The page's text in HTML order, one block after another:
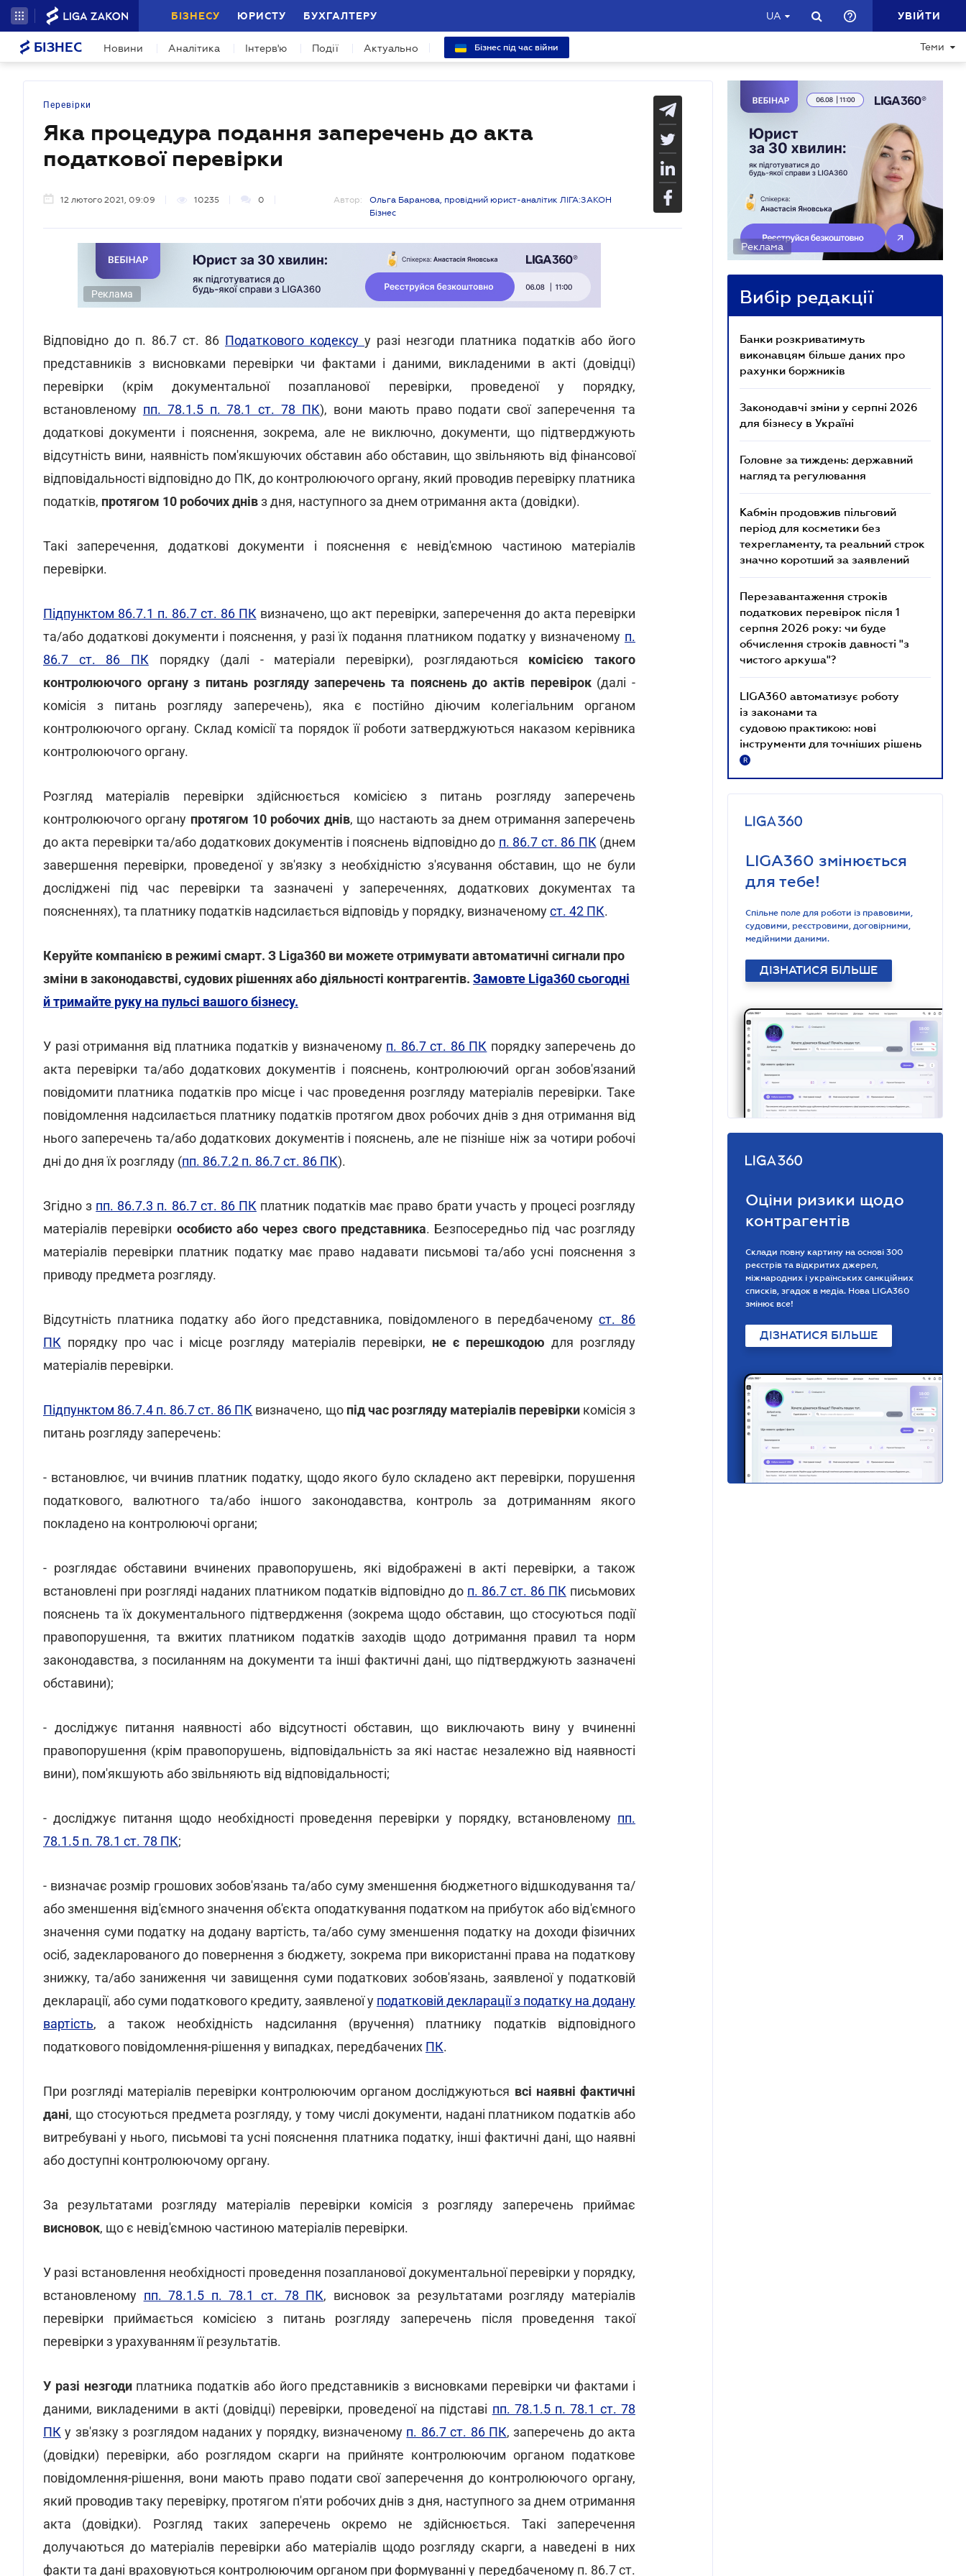
БІЗНЕСУ ЮРИСТУ БУХГАЛТЕРУ UA УВІЙТИ
БІЗНЕС Новини Аналітика Інтерв'ю Події Актуально Бізнес під час війни Теми
Перевірки
Яка процедура подання заперечень до акта
податкової перевірки
12 лютого 2021, 09:09 10235 0 Автор:
Ольга Баранова, провідний юрист-аналітик ЛІГА:ЗАКОН
Бізнес
Реклама
Відповідно до п. 86.7 ст. 86 Податкового кодексу у разі незгоди платника податків або його
представників з висновками перевірки чи фактами і даними, викладеними в акті (довідці)
перевірки (крім документальної позапланової перевірки, проведеної у порядку,
встановленому пп. 78.1.5 п. 78.1 ст. 78 ПК), вони мають право подати свої заперечення та
додаткові документи і пояснення, зокрема, але не виключно, документи, що підтверджують
відсутність вини, наявність пом'якшуючих обставин або обставин, що звільняють від фінансової
відповідальності відповідно до ПК, до контролюючого органу, який проводив перевірку платника
податків, протягом 10 робочих днівз дня, наступного за днем отримання акта (довідки).
Такі заперечення, додаткові документи і пояснення є невід'ємною частиною матеріалів
перевірки.
Підпунктом 86.7.1 п. 86.7 ст. 86 ПК визначено, що акт перевірки, заперечення до акта перевірки
та/або додаткові документи і пояснення, у разі їх подання платником податку у визначеному п.
86.7 ст. 86 ПК порядку (далі - матеріали перевірки), розглядаються комісією такого
контролюючого органу з питань розгляду заперечень та пояснень до актів перевірок (далі -
комісія з питань розгляду заперечень), яка є постійно діючим колегіальним органом
контролюючого органу. Склад комісії та порядок її роботи затверджуються наказом керівника
контролюючого органу.
Розгляд матеріалів перевірки здійснюється комісією з питань розгляду заперечень
контролюючого органу протягом 10 робочих днів, що настають за днем отримання заперечень
до акта перевірки та/або додаткових документів і пояснень відповідно до п. 86.7 ст. 86 ПК (днем
завершення перевірки, проведеної у зв'язку з необхідністю з'ясування обставин, що не були
досліджені під час перевірки та зазначені у запереченнях, додаткових документах та
поясненнях), та платнику податків надсилається відповідь у порядку, визначеномуст. 42 ПК.
Керуйте компанією в режимі смарт. З Liga360 ви можете отримувати автоматичні сигнали про
зміни в законодавстві, судових рішеннях або діяльності контрагентів. Замовте Liga360 сьогодні
й тримайте руку на пульсі вашого бізнесу.
У разі отримання від платника податків у визначеному п. 86.7 ст. 86 ПК порядку заперечень до
акта перевірки та/або додаткових документів і пояснень, контролюючий орган зобов'язаний
повідомити платника податків про місце і час проведення розгляду матеріалів перевірки. Таке
повідомлення надсилається платнику податків протягом двох робочих днів з дня отримання від
нього заперечень та/або додаткових документів і пояснень, але не пізніше ніж за чотири робочі
дні до дня їх розгляду (пп. 86.7.2 п. 86.7 ст. 86 ПК).
Згідно з пп. 86.7.3 п. 86.7 ст. 86 ПК платник податків має право брати участь у процесі розгляду
матеріалів перевірки особисто або через свого представника. Безпосередньо під час розгляду
матеріалів перевірки платник податку має право надавати письмові та/або усні пояснення з
приводу предмета розгляду.
Відсутність платника податку або його представника, повідомленого в передбаченомуст. 86
ПК порядку про час і місце розгляду матеріалів перевірки, не є перешкодою для розгляду
матеріалів перевірки.
Підпунктом 86.7.4 п. 86.7 ст. 86 ПК визначено, що під час розгляду матеріалів перевіркикомісія з
питань розгляду заперечень:
- встановлює, чи вчинив платник податку, щодо якого було складено акт перевірки, порушення
податкового, валютного та/або іншого законодавства, контроль за дотриманням якого
покладено на контролюючі органи;
- розглядає обставини вчинених правопорушень, які відображені в акті перевірки, а також
встановлені при розгляді наданих платником податків відповідно до п. 86.7 ст. 86 ПК письмових
пояснень та їх документального підтвердження (зокрема щодо обставин, що стосуються події
правопорушення, та вжитих платником податків заходів щодо дотримання правил та норм
законодавства, з посиланням на документи та інші фактичні дані, що підтверджують зазначені
обставини);
- досліджує питання наявності або відсутності обставин, що виключають вину у вчиненні
правопорушення (крім правопорушень, відповідальність за які настає незалежно від наявності
вини), пом'якшують або звільняють від відповідальності;
- досліджує питання щодо необхідності проведення перевірки у порядку, встановленому пп.
78.1.5 п. 78.1 ст. 78 ПК;
- визначає розмір грошових зобов'язань та/або суму зменшення бюджетного відшкодування та/
або зменшення від'ємного значення об'єкта оподаткування податком на прибуток або від'ємного
значення суми податку на додану вартість, та/або суму зменшення податку на доходи фізичних
осіб, задекларованого до повернення з бюджету, зокрема при використанні права на податкову
знижку, та/або заниження чи завищення суми податкових зобов'язань, заявленої у податковій
декларації, або суми податкового кредиту, заявленої у податковій декларації з податку на додану
вартість, а також необхідність надсилання (вручення) платнику податків відповідного
податкового повідомлення-рішення у випадках, передбачених ПК.
При розгляді матеріалів перевірки контролюючим органом досліджуються всі наявні фактичні
дані, що стосуються предмета розгляду, у тому числі документи, надані платником податків або
витребувані у нього, письмові та усні пояснення платника податку, інші фактичні дані, що наявні
або доступні контролюючому органу.
За результатами розгляду матеріалів перевірки комісія з розгляду заперечень приймає
висновок, що є невід'ємною частиною матеріалів перевірки.
У разі встановлення необхідності проведення позапланової документальної перевірки у порядку,
встановленому пп. 78.1.5 п. 78.1 ст. 78 ПК, висновок за результатами розгляду матеріалів
перевірки приймається комісією з питань розгляду заперечень після проведення такої
перевірки з урахуванням її результатів.
У разі незгоди платника податків або його представників з висновками перевірки чи фактами і
даними, викладеними в акті (довідці) перевірки, проведеної на підставі пп. 78.1.5 п. 78.1 ст. 78
ПК у зв'язку з розглядом наданих у порядку, визначеному п. 86.7 ст. 86 ПК, заперечень до акта
(довідки) перевірки, або розглядом скарги на прийняте контролюючим органом податкове
повідомлення-рішення, вони мають право подати свої заперечення до контролюючого органу,
який проводив таку перевірку, протягом п'яти робочих днів з дня, наступного за днем отримання
акта (довідки). Розгляд таких заперечень окремо не здійснюється. Такі заперечення
долучаються до матеріалів перевірки або матеріалів щодо розгляду скарги, а наведені в них
факти та дані враховуються контролюючим органом при формуванні у передбаченому п. 86.7 ст.
Реклама
Вибір редакції
Банки розкриватимуть
виконавцям більше даних про
рахунки боржників
Законодавчі зміни у серпні 2026
для бізнесу в Україні
Головне за тиждень: державний
нагляд та регулювання
Кабмін продовжив пільговий
період для косметики без
техрегламенту, та реальний строк
значно коротший за заявлений
Перезавантаження строків
податкових перевірок після 1
серпня 2026 року: чи буде
обчислення строків давності "з
чистого аркуша"?
LIGA360 автоматизує роботу
із законами та
судовою практикою: нові
інструменти для точніших рішень
R
LIGA360 змінюється
для тебе!
Спільне поле для роботи із правовими,
судовими, реєстровими, договірними,
медійними даними.
ДІЗНАТИСЯ БІЛЬШЕ
Оціни ризики щодо
контрагентів
Склади повну картину на основі 300
реєстрів та відкритих джерел,
міжнародних і українських санкційних
списків, згадок в медіа. Нова LIGA360
змінює все!
ДІЗНАТИСЯ БІЛЬШЕ